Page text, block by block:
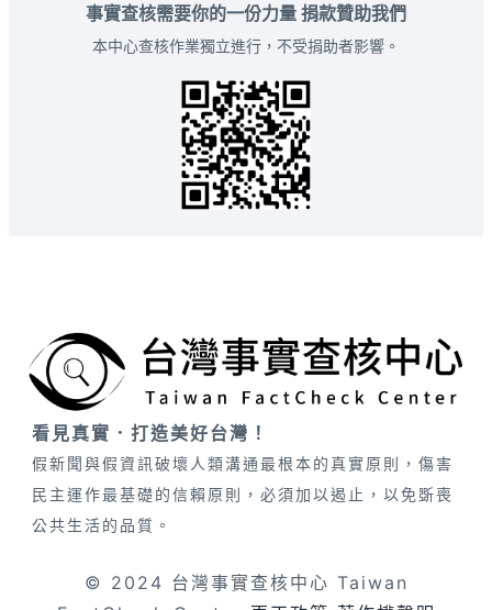
事實查核需要你的一份力量 捐款贊助我們
本中心查核作業獨立進行，不受捐助者影響。
看見真實．打造美好台灣！
假新聞與假資訊破壞人類溝通最根本的真實原則，傷害
民主運作最基礎的信賴原則，必須加以遏止，以免斲喪
公共生活的品質。
© 2024 台灣事實查核中心 Taiwan